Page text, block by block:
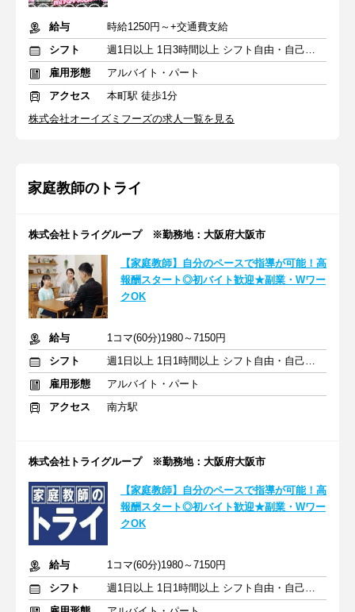
給与
時給1250円～+交通費支給
シフト
週1日以上 1日3時間以上 シフト自由・自己申告
雇用形態
アルバイト・パート
アクセス
本町駅 徒歩1分
株式会社オーイズミフーズの求人一覧を見る
家庭教師のトライ
株式会社トライグループ ※勤務地：大阪府大阪市
【家庭教師】自分のペースで指導が可能！高
報酬スタート◎初バイト歓迎★副業・Wワー
クOK
給与
1コマ(60分)1980～7150円
シフト
週1日以上 1日1時間以上 シフト自由・自己申告
雇用形態
アルバイト・パート
アクセス
南方駅
株式会社トライグループ ※勤務地：大阪府大阪市
【家庭教師】自分のペースで指導が可能！高
報酬スタート◎初バイト歓迎★副業・Wワー
クOK
給与
1コマ(60分)1980～7150円
シフト
週1日以上 1日1時間以上 シフト自由・自己申告